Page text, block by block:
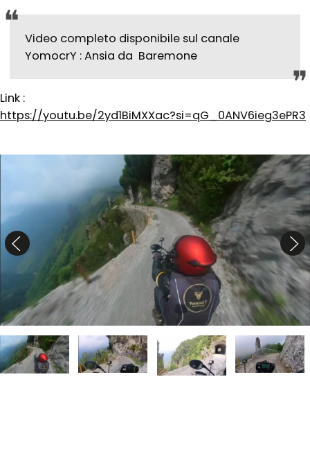
Video completo disponibile sul canale
YomocrY : Ansia da Baremone
Link :
https://youtu.be/2yd1BiMXXac?si=qG_0ANV6ieg3ePR3